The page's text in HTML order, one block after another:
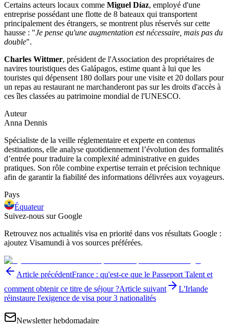
Certains acteurs locaux comme Miguel Díaz, employé d'une
entreprise possédant une flotte de 8 bateaux qui transportent
principalement des étrangers, se montrent plus réservés sur cette
hausse : "Je pense qu'une augmentation est nécessaire, mais pas du
double".
Charles Wittmer, président de l'Association des propriétaires de
navires touristiques des Galápagos, estime quant à lui que les
touristes qui dépensent 180 dollars pour une visite et 20 dollars pour
un repas au restaurant ne marchanderont pas sur les droits d'accès à
ces îles classées au patrimoine mondial de l'UNESCO.
Auteur
Anna Dennis
Spécialiste de la veille réglementaire et experte en contenus
destinations, elle analyse quotidiennement l’évolution des formalités
d’entrée pour traduire la complexité administrative en guides
pratiques. Son rôle combine expertise terrain et précision technique
afin de garantir la fiabilité des informations délivrées aux voyageurs.
Pays
Équateur
Suivez-nous sur Google
Retrouvez nos actualités visa en priorité dans vos résultats Google :
ajoutez Visamundi à vos sources préférées.
Article précédentFrance : qu'est-ce que le Passeport Talent et
comment obtenir ce titre de séjour ?Article suivant
L'Irlande
réinstaure l'exigence de visa pour 3 nationalités
Newsletter hebdomadaire